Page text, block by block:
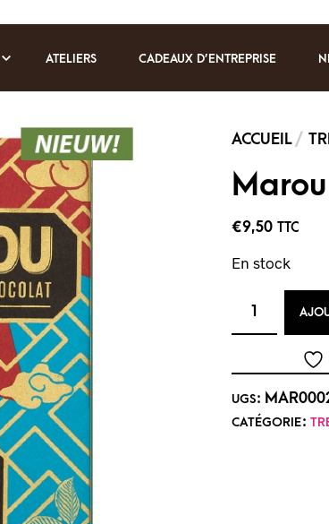
ATELIERS CADEAUX D’ENTREPRISE
€9,50 TTC
En stock
UGS :
CATÉGORIE :